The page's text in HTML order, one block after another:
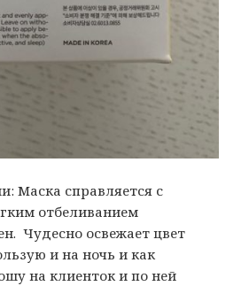
Маска справляется с
отбеливанием
Чудесно освежает цвет
и на ночь и как
на клиенток и по ней